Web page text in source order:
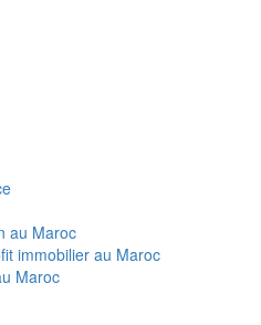
au Maroc
immobilier au Maroc
Maroc